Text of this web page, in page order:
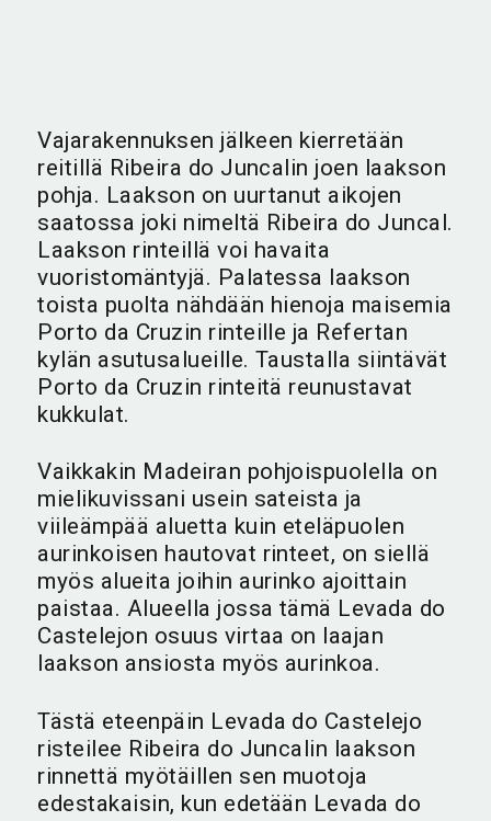
Vajarakennuksen jälkeen kierretään
reitillä Ribeira do Juncalin joen laakson
pohja. Laakson on uurtanut aikojen
saatossa joki nimeltä Ribeira do Juncal.
Laakson rinteillä voi havaita
vuoristomäntyjä. Palatessa laakson
toista puolta nähdään hienoja maisemia
Porto da Cruzin rinteille ja Refertan
kylän asutusalueille. Taustalla siintävät
Porto da Cruzin rinteitä reunustavat
kukkulat.
Vaikkakin Madeiran pohjoispuolella on
mielikuvissani usein sateista ja
viileämpää aluetta kuin eteläpuolen
aurinkoisen hautovat rinteet, on siellä
myös alueita joihin aurinko ajoittain
paistaa. Alueella jossa tämä Levada do
Castelejon osuus virtaa on laajan
laakson ansiosta myös aurinkoa.
Tästä eteenpäin Levada do Castelejo
risteilee Ribeira do Juncalin laakson
rinnettä myötäillen sen muotoja
edestakaisin, kun edetään Levada do